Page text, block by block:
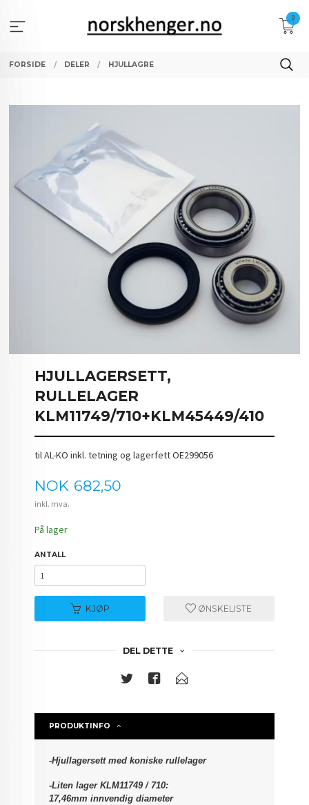
innholdet
0
FORSIDE DELER HJULLAGRE
HJULLAGERSETT,
RULLELAGER
KLM11749/710+KLM45449/410
til AL-KO inkl. tetning og lagerfett OE299056
Pris
NOK 682,50
inkl. mva.
På lager
ANTALL
KJØP ØNSKELISTE
DEL DETTE
PRODUKTINFO
-Hjullagersett med koniske rullelager
-Liten lager KLM11749 / 710:
17,46mm innvendig diameter